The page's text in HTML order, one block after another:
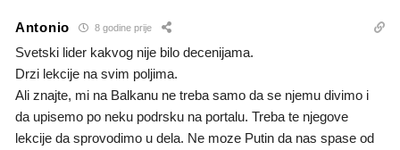
Antonio 8 godine prije
Svetski lider kakvog nije bilo decenijama.
Drzi lekcije na svim poljima.
Ali znajte, mi na Balkanu ne treba samo da se njemu divimo i
da upisemo po neku podrsku na portalu. Treba te njegove
lekcije da sprovodimo u dela. Ne moze Putin da nas spase od